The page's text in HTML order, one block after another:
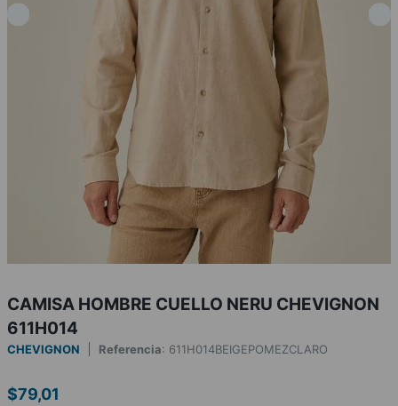
CAMISA HOMBRE CUELLO NERU CHEVIGNON
611H014
CHEVIGNON Referencia: 611H014BEIGEPOMEZCLARO
$79,01